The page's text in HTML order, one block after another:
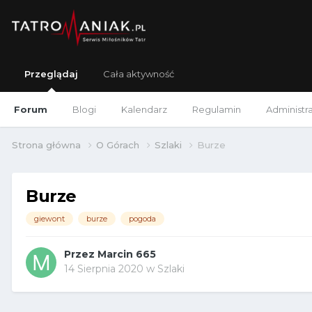
Przeglądaj
Forum Blogi Kalendarz Regulamin
Cała aktywność
Strona główna O Górach Szlaki Burze
Burze
giewont burze pogoda
Przez Marcin 665
14 Sierpnia 2020 w Szlaki